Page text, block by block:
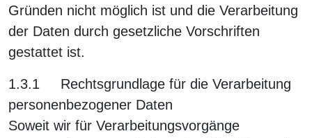
Gründen nicht möglich ist und die Verarbeitung
der Daten durch gesetzliche Vorschriften
gestattet ist.
1.3.1 Rechtsgrundlage für die Verarbeitung
personenbezogener Daten
Soweit wir für Verarbeitungsvorgänge